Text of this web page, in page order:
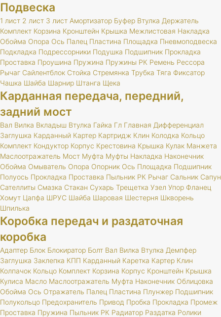
Подвеска
1 лист 2 лист 3 лист Амортизатор Буфер Втулка Держатель
Комплект Корзина Кронштейн Крышка Межлистовая Накладка
Обойма Опора Ось Палец Пластина Площадка Пневмоподвеска
Подкладка Подрессорники Подушка Подшипник Прокладка
Проставка Проушина Пружина Пружины РК Ремень Рессора
Рычаг Сайлентблок Стойка Стремянка Трубка Тяга Фиксатор
Чашка Шайба Шарнир Штанга Щека
Карданная передача, передний,
задний мост
Вал Вилка Вкладыш Втулка Гайка Гл Главная Дифференциал
Заглушка Карданный Картер Картридж Клин Колодка Кольцо
Комплект Кондуктор Корпус Крестовина Крышка Кулак Манжета
Маслоотражатель Мост Муфта Муфты Накладка Наконечник
Обойма Омыватель Опора Опорник Ось Площадка Подшипник
Полуось Прокладка Проставка Пыльник РК Рычаг Сальник Сапун
Сателлиты Смазка Стакан Сухарь Трещетка Узел Упор Фланец
Хомут Цапфа ШРУС Шайба Шаровая Шестерня Шкворень
Шпилька
Коробка передач и раздаточная
коробка
Адаптер Блок Блокиратор Болт Вал Вилка Втулка Демпфер
Заглушка Заклепка КПП Карданный Каретка Картер Клин
Колпачок Кольцо Комплект Корзина Корпус Кронштейн Крышка
Кулиса Масло Маслоотражатель Муфта Наконечник Облицовка
Обойма Ось Отражатель Палец Пластина Плунжер Подшипник
Полукольцо Предохранитель Привод Пробка Прокладка Промеж
Проставка Пружина Пыльник РК Радиатор Раздатка Ролики